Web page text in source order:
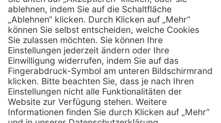
Services
Vorteile
Eigenmarke
Leasing
Technischer Service
Kataloge / Downloads
Hilfe
FAQs
Kontakt
Außendienst
Lob & Kritik
Retoure anmelden
Zertifikat Rechtliches